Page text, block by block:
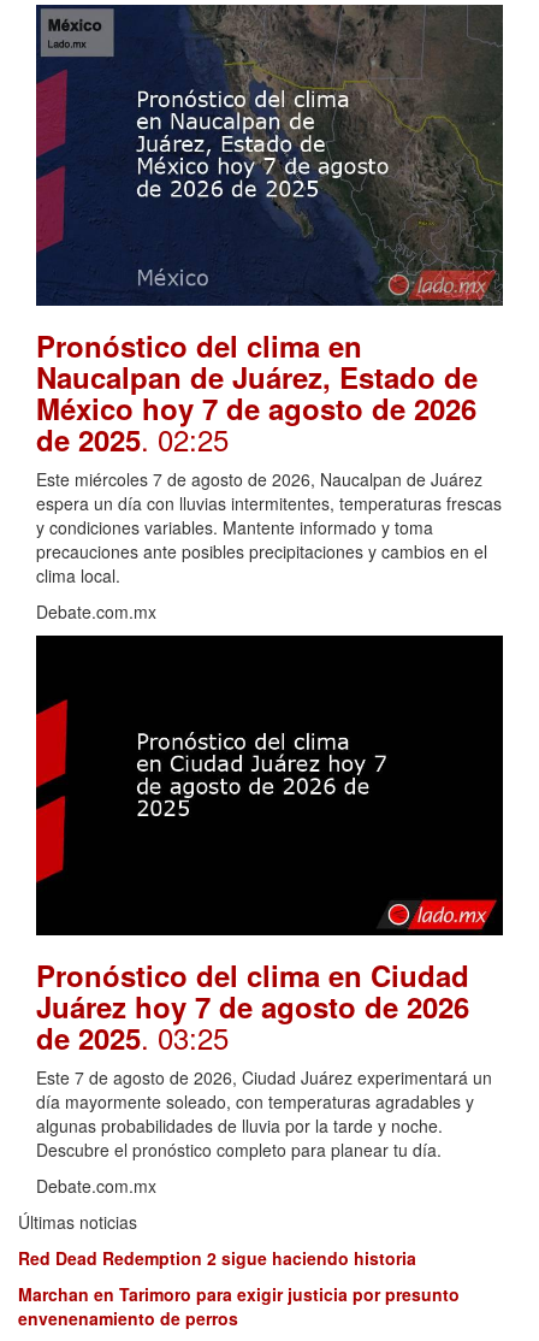
Pronóstico del clima en
Naucalpan de Juárez, Estado de
México hoy 7 de agosto de 2026
de 2025. 02:25
Este miércoles 7 de agosto de 2026, Naucalpan de Juárez
espera un día con lluvias intermitentes, temperaturas frescas
y condiciones variables. Mantente informado y toma
precauciones ante posibles precipitaciones y cambios en el
clima local.
Debate.com.mx
Pronóstico del clima en Ciudad
Juárez hoy 7 de agosto de 2026
de 2025. 03:25
Este 7 de agosto de 2026, Ciudad Juárez experimentará un
día mayormente soleado, con temperaturas agradables y
algunas probabilidades de lluvia por la tarde y noche.
Descubre el pronóstico completo para planear tu día.
Debate.com.mx
Últimas noticias
Red Dead Redemption 2 sigue haciendo historia
Marchan en Tarimoro para exigir justicia por presunto
envenenamiento de perros